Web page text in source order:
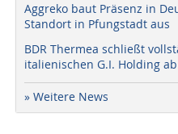
Aggreko baut Präsenz in
Standort in Pfungstadt aus
BDR Thermea schließt
italienischen G.I. Holding ab
» Weitere News